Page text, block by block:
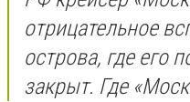
отрицательное
острова, где его
закрыт. Где